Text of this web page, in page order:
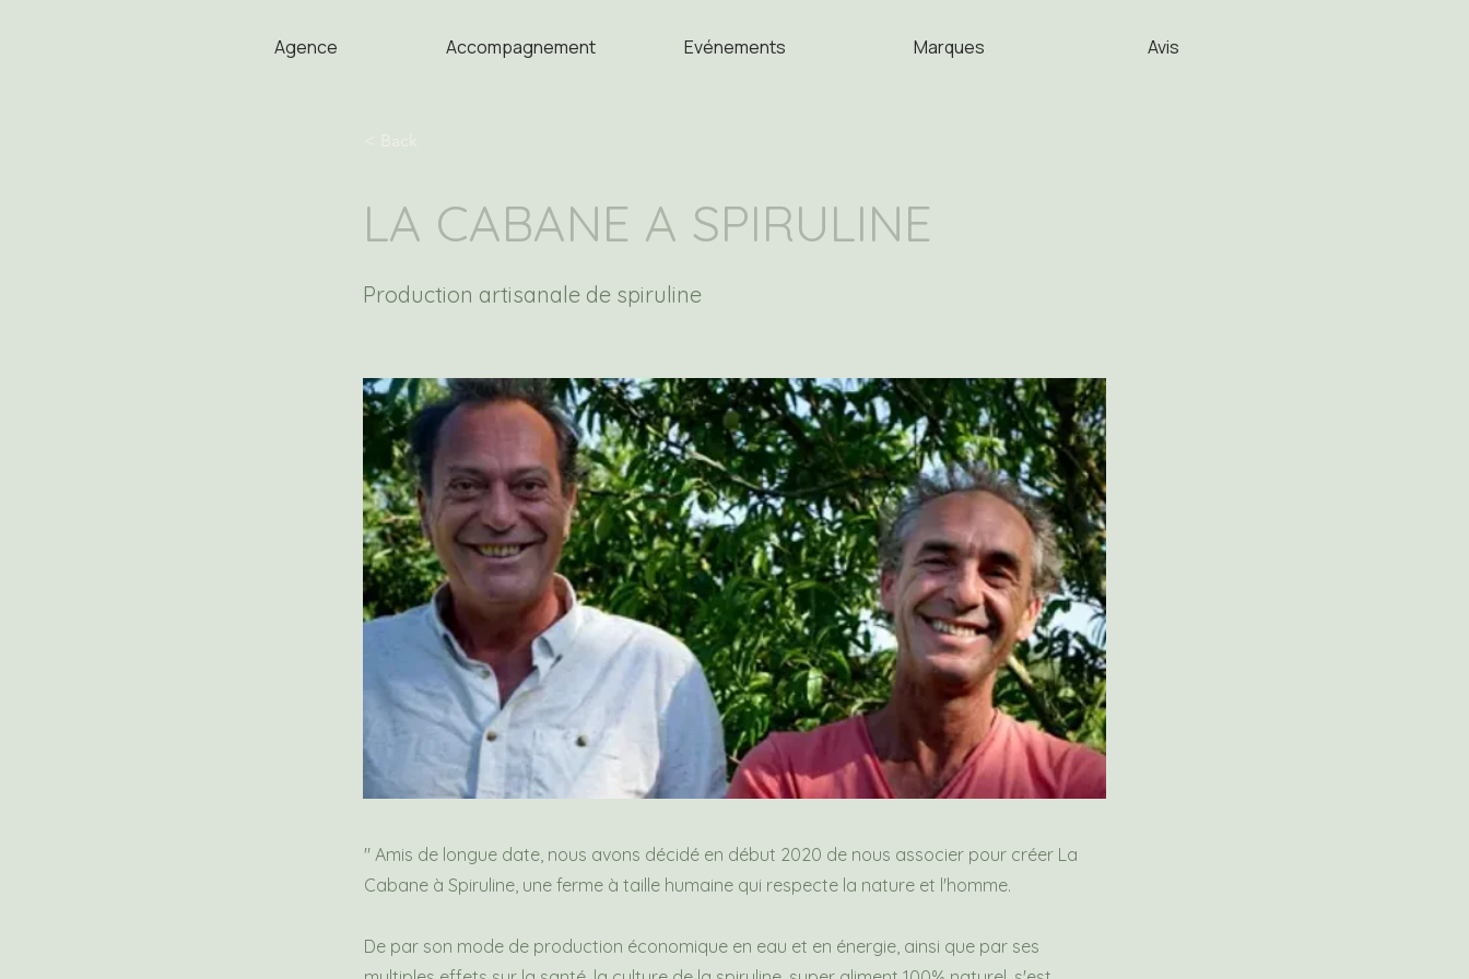
Agence Accompagnement Evénements Marques Avis
< Back
LA CABANE A SPIRULINE
Production artisanale de spiruline
" Amis de longue date, nous avons décidé en début 2020 de nous associer pour créer La
Cabane à Spiruline, une ferme à taille humaine qui respecte la nature et l'homme.
De par son mode de production économique en eau et en énergie, ainsi que par ses